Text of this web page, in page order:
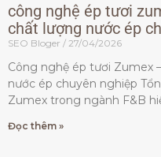
công nghệ ép tươi
chất lượng nước ép
SEO Bloger 27/04/2026
Công nghệ ép tươi Zumex
nước ép chuyên nghiệp
Zumex trong ngành F&B
Đọc thêm »